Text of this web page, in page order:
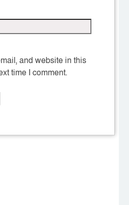
and website in this
time I comment.